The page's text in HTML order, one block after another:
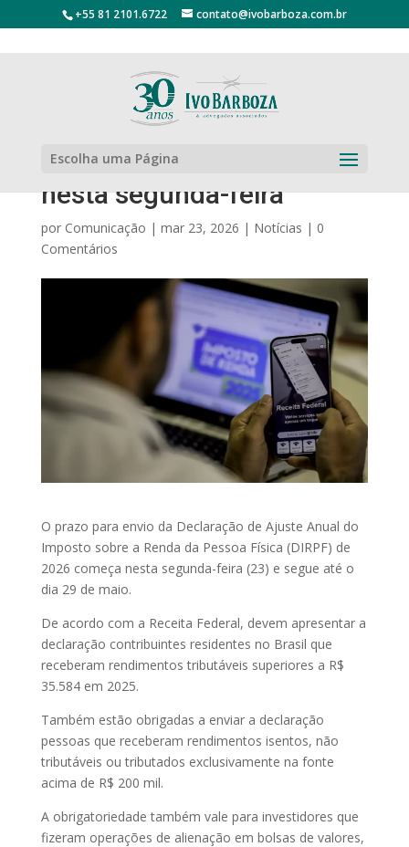
+55 81 2101.6722 contato@ivobarboza.com.br
Escolha uma Página
declaração do IR começa
nesta segunda-feira
por Comunicação | mar 23, 2026 | Notícias | 0
Comentários
O prazo para envio da Declaração de Ajuste Anual do
Imposto sobre a Renda da Pessoa Física (DIRPF) de
2026 começa nesta segunda-feira (23) e segue até o
dia 29 de maio.
De acordo com a Receita Federal, devem apresentar a
declaração contribuintes residentes no Brasil que
receberam rendimentos tributáveis superiores a R$
35.584 em 2025.
Também estão obrigadas a enviar a declaração
pessoas que receberam rendimentos isentos, não
tributáveis ou tributados exclusivamente na fonte
acima de R$ 200 mil.
A obrigatoriedade também vale para investidores que
fizeram operações de alienação em bolsas de valores,